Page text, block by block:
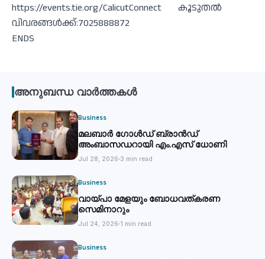
https://events.tie.org/CalicutConnect കൂടുതൽ
വിവരങ്ങൾക്ക്:7025888872
ENDS
അനുബന്ധ വാർത്തകൾ
Business
മലബാര്‍ ഗോൾഡ് ബ്രാന്‍ഡ്
അംബാസഡറായി എം.എസ് ധോണി
Jul 28, 2026 3 min read
Business
വായ്പാ മേളയും ബോധവത്കരണ
സെമിനാറും
Jul 24, 2026 1 min read
Business